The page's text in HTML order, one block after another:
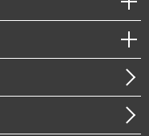
・防災（政策）